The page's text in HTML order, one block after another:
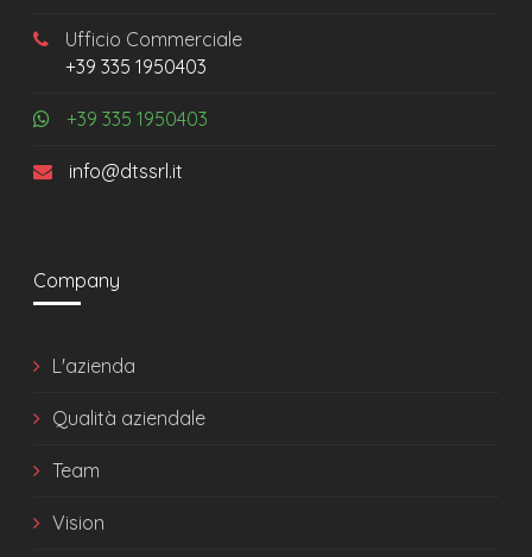
Ufficio Commerciale
+39 335 1950403
+39 335 1950403
info@dtssrl.it
Company
L'azienda
Qualità aziendale
Team
Vision